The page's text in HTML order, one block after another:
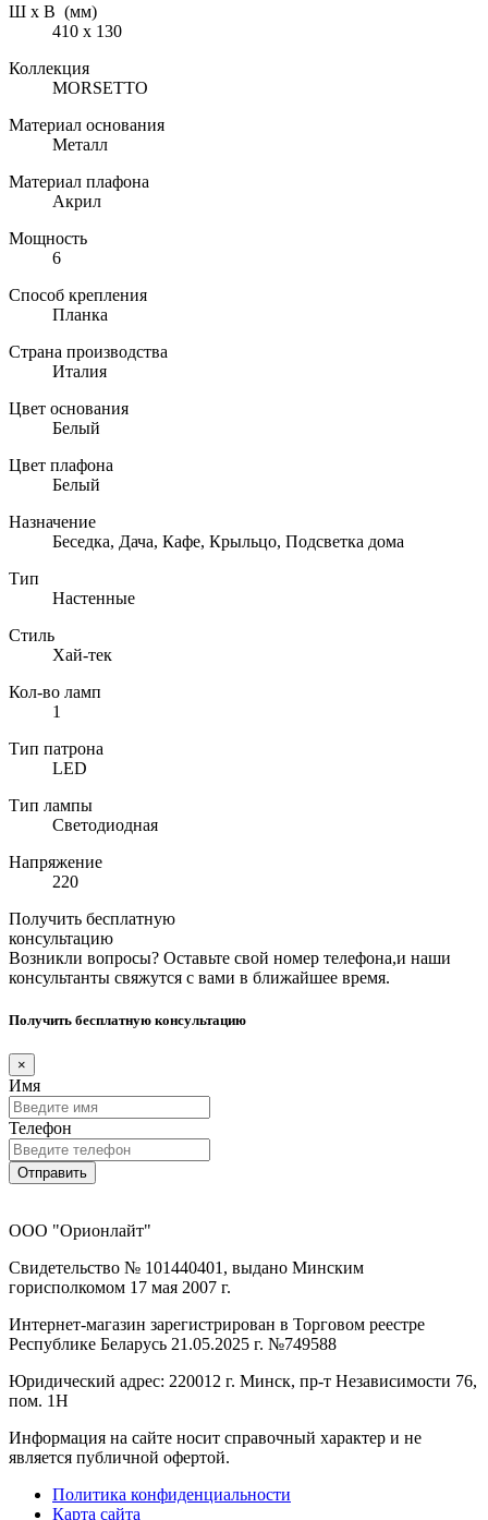
Ш х В (мм)
410 х 130
Коллекция
MORSETTO
Материал основания
Металл
Материал плафона
Акрил
Мощность
6
Способ крепления
Планка
Страна производства
Италия
Цвет основания
Белый
Цвет плафона
Белый
Назначение
Беседка, Дача, Кафе, Крыльцо, Подсветка дома
Тип
Настенные
Стиль
Хай-тек
Кол-во ламп
1
Тип патрона
LED
Тип лампы
Светодиодная
Напряжение
220
Получить бесплатную
консультацию
Возникли вопросы? Оставьте свой номер телефона,и наши
консультанты свяжутся с вами в ближайшее время.
Получить бесплатную консультацию
×
Имя
Телефон
Отправить
ООО "Орионлайт"
Свидетельство № 101440401, выдано Минским
горисполкомом 17 мая 2007 г.
Интернет-магазин зарегистрирован в Торговом реестре
Республике Беларусь 21.05.2025 г. №749588
Юридический адрес: 220012 г. Минск, пр-т Независимости 76,
пом. 1Н
Информация на сайте носит справочный характер и не
является публичной офертой.
Политика конфиденциальности
Карта сайта